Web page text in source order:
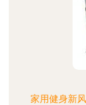
家用健身新